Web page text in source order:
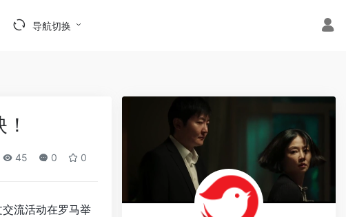
导航切换
45 0 0
流活动在罗马举